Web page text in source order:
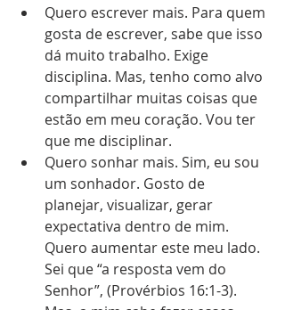
Quero escrever mais. Para quem
gosta de escrever, sabe que isso
dá muito trabalho. Exige
disciplina. Mas, tenho como alvo
compartilhar muitas coisas que
estão em meu coração. Vou ter
que me disciplinar.
Quero sonhar mais. Sim, eu sou
um sonhador. Gosto de
planejar, visualizar, gerar
expectativa dentro de mim.
Quero aumentar este meu lado.
Sei que “a resposta vem do
Senhor”, (Provérbios 16:1-3).